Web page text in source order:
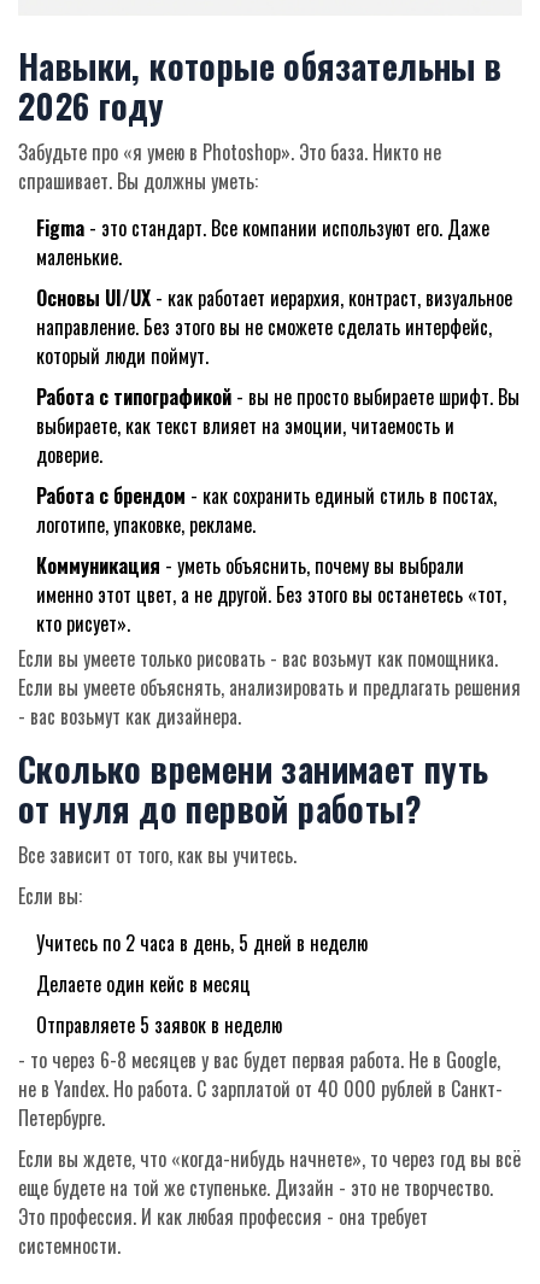
Навыки, которые обязательны в
2026 году
Забудьте про «я умею в Photoshop». Это база. Никто не
спрашивает. Вы должны уметь:
Figma - это стандарт. Все компании используют его. Даже
маленькие.
Основы UI/UX - как работает иерархия, контраст, визуальное
направление. Без этого вы не сможете сделать интерфейс,
который люди поймут.
Работа с типографикой - вы не просто выбираете шрифт. Вы
выбираете, как текст влияет на эмоции, читаемость и
доверие.
Работа с брендом - как сохранить единый стиль в постах,
логотипе, упаковке, рекламе.
Коммуникация - уметь объяснить, почему вы выбрали
именно этот цвет, а не другой. Без этого вы останетесь «тот,
кто рисует».
Если вы умеете только рисовать - вас возьмут как помощника.
Если вы умеете объяснять, анализировать и предлагать решения
- вас возьмут как дизайнера.
Сколько времени занимает путь
от нуля до первой работы?
Все зависит от того, как вы учитесь.
Если вы:
Учитесь по 2 часа в день, 5 дней в неделю
Делаете один кейс в месяц
Отправляете 5 заявок в неделю
- то через 6-8 месяцев у вас будет первая работа. Не в Google,
не в Yandex. Но работа. С зарплатой от 40 000 рублей в Санкт-
Петербурге.
Если вы ждете, что «когда-нибудь начнете», то через год вы всё
еще будете на той же ступеньке. Дизайн - это не творчество.
Это профессия. И как любая профессия - она требует
системности.